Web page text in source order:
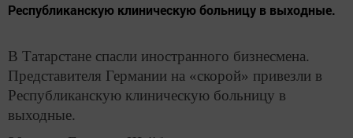
Республиканскую клиническую больницу в выходные.
В Татарстане спасли иностранного бизнесмена.
Представителя Германии на «скорой» привезли в
Республиканскую клиническую больницу в
выходные.